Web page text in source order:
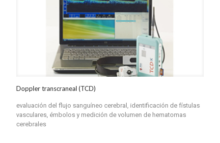
Doppler transcraneal (TCD)
evaluación del flujo sanguíneo cerebral, identificación de fístulas
vasculares, émbolos y medición de volumen de hematomas
cerebrales